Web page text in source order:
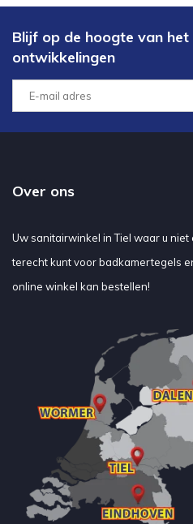
Blijf op de hoogte van
ontwikkelingen
Over ons
Uw sanitairwinkel in Tiel waar u
terecht kunt voor badkamertegels
online winkel kan bestellen!